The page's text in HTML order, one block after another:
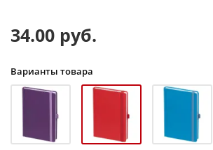
34.00 руб.
Варианты товара